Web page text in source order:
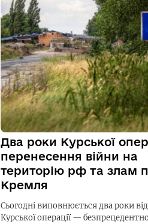
Два роки Курської
перенесення війни на
територію рф та злам
Кремля
Сьогодні виповнюється два роки
Курської операції —